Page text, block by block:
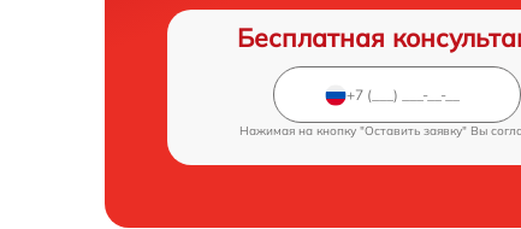
Бесплатная
Нажимая на кнопку "Оставить заявку" Вы